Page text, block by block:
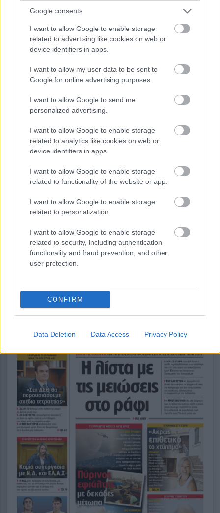
Google consents
I want to allow Google to enable storage
related to advertising like cookies on web or
device identifiers in apps.
I want to allow my user data to be sent to
Google for online advertising purposes.
I want to allow Google to send me
personalized advertising.
I want to allow Google to enable storage
related to analytics like cookies on web or
device identifiers in apps.
I want to allow Google to enable storage
related to functionality of the website or app.
I want to allow Google to enable storage
related to personalization.
I want to allow Google to enable storage
related to security, including authentication
functionality and fraud prevention, and other
user protection.
CONFIRM
Data Deletion Data Access Privacy Policy
Κουίζ: Πόσο καλά θυμάστε την
ελληνική μυθολογία; Μπορείτε να
απαντήσετε σωστά και στις 3
ερωτήσεις;
περισσότερα
, 1 Αυγούστου 2026 ||